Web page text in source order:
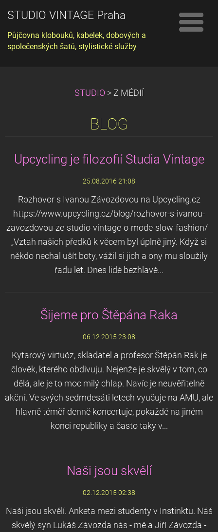
STUDIO VINTAGE Praha
Půjčovna klobouků, kabelek, dobových a
společenských šatů, stylistické služby
STUDIO > Z MÉDIÍ
BLOG
Upcycling je filozofií Studia Vintage
25.08.2016 21:08
Rozhovor s Ivanou Závozdovou na Upcycling.cz
https://www.upcycling.cz/blog/rozhovor-s-ivanou-
zavozdovou-ze-studio-vintage-o-mode-slow-fashion/
„Vztah našich předků k věcem byl úplně jiný. Když si
někdo nechal ušít boty, vážil si jich a ony mu sloužily
řadu let. Dnes lidé bezhlavě...
Šijeme pro Štěpána Raka
06.12.2015 23:08
Kytarový virtuóz, skladatel a profesor Štěpán Rak je
člověk, kterého obdivuju. Nejenže je skvělý v tom, co
dělá, ale je to moc milý chlap. Navíc je neuvěřitelně
akční. Ve svých sedmdesáti letech vyučuje na AMU, ale
hlavně téměř denně koncertuje, pokaždé na jiném
konci republiky a často taky v...
Naši jsou skvělí
02.12.2015 02:38
Naši jsou skvělí. Anketa mezi studenty v Instinktu. Náš
skvělý syn Lukáš Závozda nás - mě a Jiří Závozda -